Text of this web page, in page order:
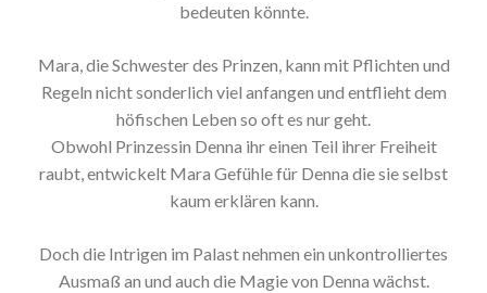
bedeuten könnte.
Mara, die Schwester des Prinzen, kann mit Pflichten und
Regeln nicht sonderlich viel anfangen und entflieht dem
höfischen Leben so oft es nur geht.
Obwohl Prinzessin Denna ihr einen Teil ihrer Freiheit
raubt, entwickelt Mara Gefühle für Denna die sie selbst
kaum erklären kann.
Doch die Intrigen im Palast nehmen ein unkontrolliertes
Ausmaß an und auch die Magie von Denna wächst.